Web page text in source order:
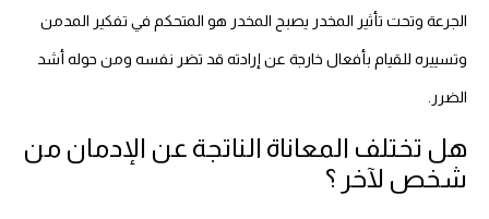
الجرعة وتحت تأثير المخدر يصبح المخدر هو المتحكم في تفكير المدمن
وتسييره للقيام بأفعال خارجة عن إرادته قد تضر نفسه ومن حوله أشد
الضرر.
هل تختلف المعاناة الناتجة عن الإدمان من
شخص لآخر ؟